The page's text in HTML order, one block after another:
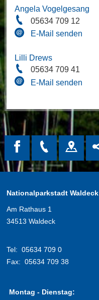
Angela Vogelgesang
05634 709 12
E-Mail senden
Lilli Drews
05634 709 41
E-Mail senden
Nationalparkstadt Waldeck
Am Rathaus 1
34513 Waldeck
Tel: 05634 709 0
Fax: 05634 709 38
Montag - Dienstag: